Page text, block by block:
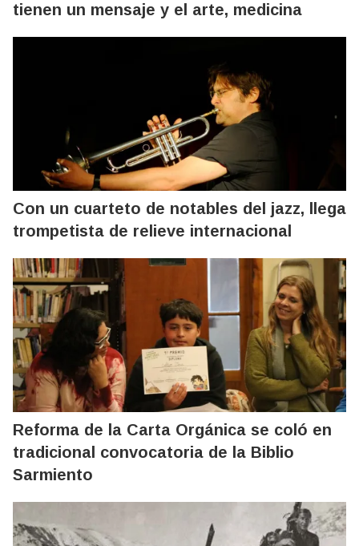
tienen un mensaje y el arte, medicina
Con un cuarteto de notables del jazz, llega
trompetista de relieve internacional
Reforma de la Carta Orgánica se coló en
tradicional convocatoria de la Biblio
Sarmiento